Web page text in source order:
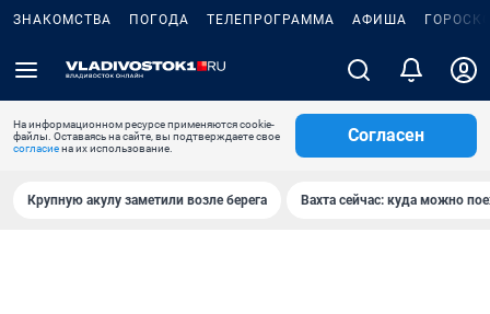
ЗНАКОМСТВА ПОГОДА ТЕЛЕПРОГРАММА АФИША
На информационном ресурсе применяются cookie-
файлы. Оставаясь на сайте, вы подтверждаете свое
согласиена их использование.
Согласен
Крупную акулу заметили возле берега Вахта сейчас: куда можно